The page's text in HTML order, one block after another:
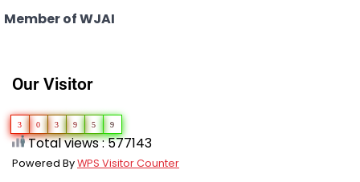
Member of WJAI
Our Visitor
3 0 3 9 5 9
Total views : 577143
Powered ByWPS Visitor Counter